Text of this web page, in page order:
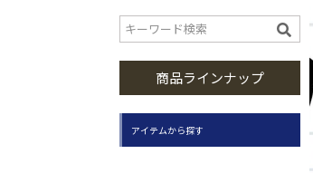
商品ラインナップ
アイテムから探す